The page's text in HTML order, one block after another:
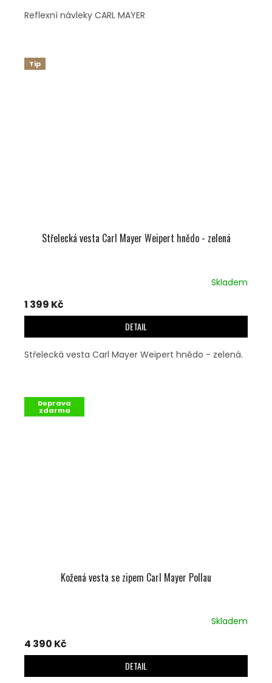
Reflexní návleky CARL MAYER
Tip
Střelecká vesta Carl Mayer Weipert hnědo - zelená
Skladem
1 399 Kč
DETAIL
Střelecká vesta Carl Mayer Weipert hnědo - zelená.
Doprava
zdarma
Kožená vesta se zipem Carl Mayer Pollau
Skladem
4 390 Kč
DETAIL